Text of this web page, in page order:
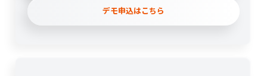
デモ申込はこちら